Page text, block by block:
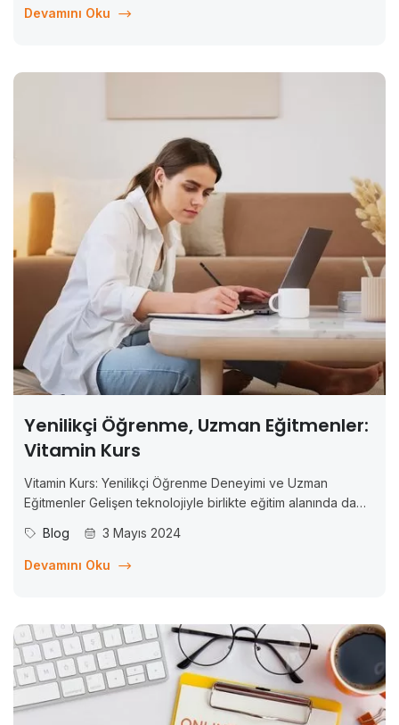
öğrencilerin başarılı olmaları için gerekli olan becerilerin de
Devamını Oku
Yenilikçi Öğrenme, Uzman Eğitmenler:
Vitamin Kurs
Vitamin Kurs: Yenilikçi Öğrenme Deneyimi ve Uzman
Eğitmenler Gelişen teknolojiyle birlikte eğitim alanında da
ve esnek hale geldi ve bu da öğrenme deneyimini
dönüştürdü. Bu bağlamda, Vitamin Kurs adlı çevrim içi
Blog 3 Mayıs 2024
Devamını Oku